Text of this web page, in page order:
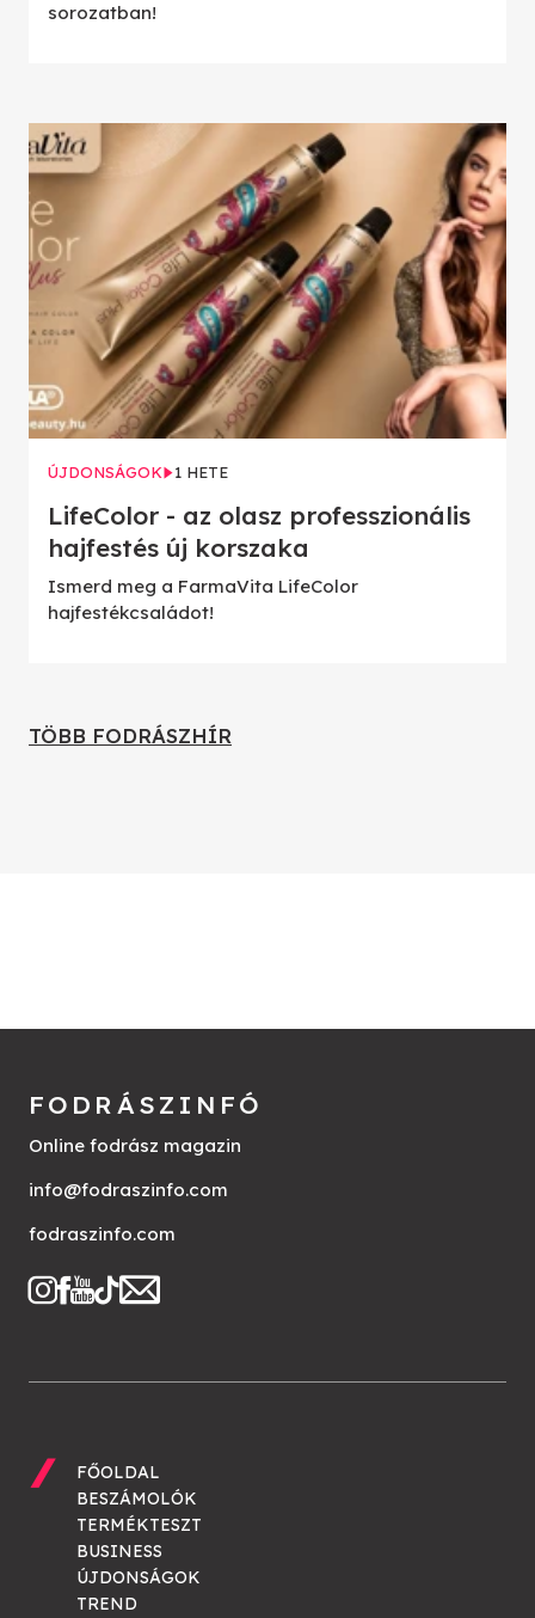
sorozatban!
ÚJDONSÁGOK 1 HETE
LifeColor - az olasz professzionális
hajfestés új korszaka
Ismerd meg a FarmaVita LifeColor
hajfestékcsaládot!
TÖBB FODRÁSZHÍR
FODRÁSZINFÓ
Online fodrász magazin
info@fodraszinfo.com
fodraszinfo.com
FŐOLDAL
BESZÁMOLÓK
TERMÉKTESZT
BUSINESS
ÚJDONSÁGOK
TREND